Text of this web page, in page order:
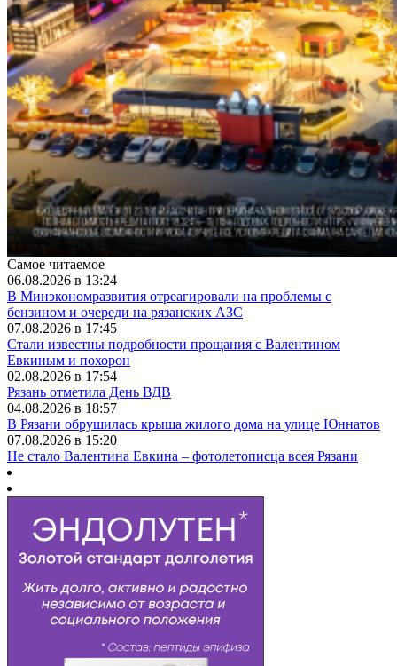
Самое читаемое
06.08.2026 в 13:24
В Минэкономразвития отреагировали на проблемы с
бензином и очереди на рязанских АЗС
07.08.2026 в 17:45
Стали известны подробности прощания с Валентином
Евкиным и похорон
02.08.2026 в 17:54
Рязань отметила День ВДВ
04.08.2026 в 18:57
В Рязани обрушилась крыша жилого дома на улице Юннатов
07.08.2026 в 15:20
Не стало Валентина Евкина – фотолетописца всея Рязани